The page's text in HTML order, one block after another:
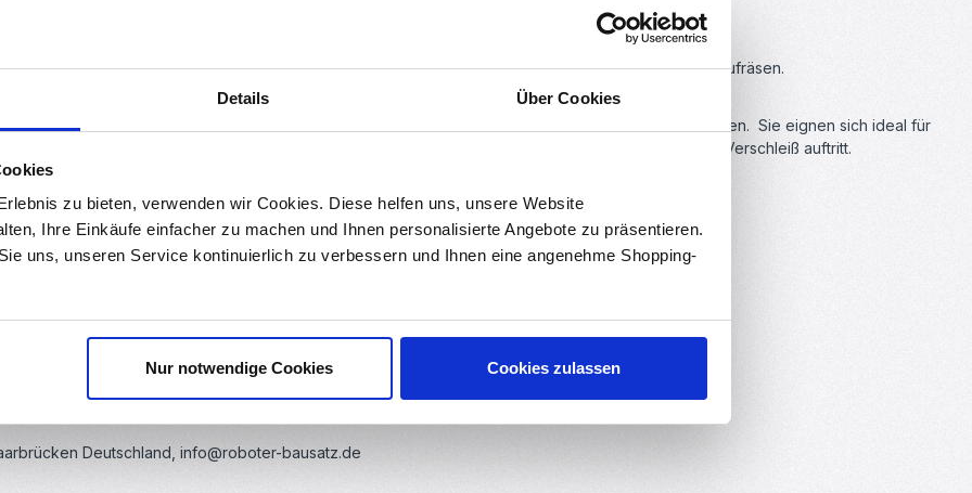
Details Über Cookies
zu bieten, verwenden wir Cookies. Diese helfen uns, unsere Website
Ihre Einkäufe einfacher zu machen und Ihnen personalisierte Angebote zu präsentieren.
uns, unseren Service kontinuierlich zu verbessern und Ihnen eine angenehme Shopping-
Nur notwendige Cookies Cookies zulassen
Set
als Türkontakt, End- oder Referenzschalter bei Robotern, 3D-Druckern oder CNC / Eigenbaufräsen.
als optische Endschalter, da sie lediglich 2 Kabel und kein PCB-Board zum Anschließen benötigen. Sie eignen sich ideal für
die begrenzte Lebensdauer von ein paar millionen Zyklen, da bei mechanischen Abläufen Verschleiß auftritt.
Deutschland, info@roboter-bausatz.de